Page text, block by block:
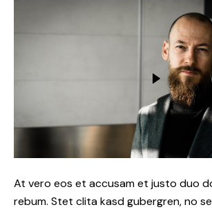
At vero eos et accusam et justo duo
rebum. Stet clita kasd gubergren, no